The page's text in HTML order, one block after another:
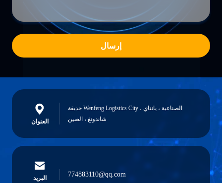
إرسال
العنوان
حديقة Wenfeng Logistics City الصناعية ، يانتاي ،
شاندونغ ، الصين
البريد
774883110@qq.com